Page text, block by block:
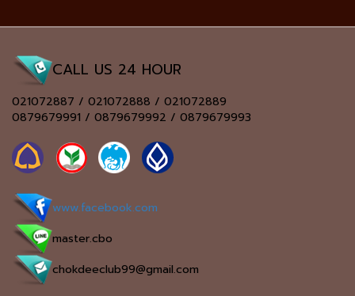
CALL US 24 HOUR
021072887 / 021072888 / 021072889
0879679991 / 0879679992 / 0879679993
www.facebook.com
master.cbo
chokdeeclub99@gmail.com